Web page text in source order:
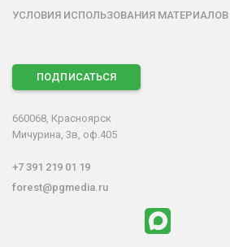
УСЛОВИЯ ИСПОЛЬЗОВАНИЯ МАТЕРИАЛОВ
ПОДПИСАТЬСЯ
660068, Красноярск
Мичурина, 3в, оф.405
+7 391 219 01 19
forest@pgmedia.ru